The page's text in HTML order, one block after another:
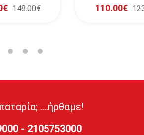
148.00€ 110.00€
....ήρθαμε!
- 2105753000